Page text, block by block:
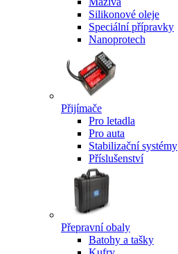
Silikonové oleje
Speciální přípravky
Nanoprotech
Přijímače
Pro letadla
Pro auta
Stabilizační systémy
Příslušenství
Přepravní obaly
Batohy a tašky